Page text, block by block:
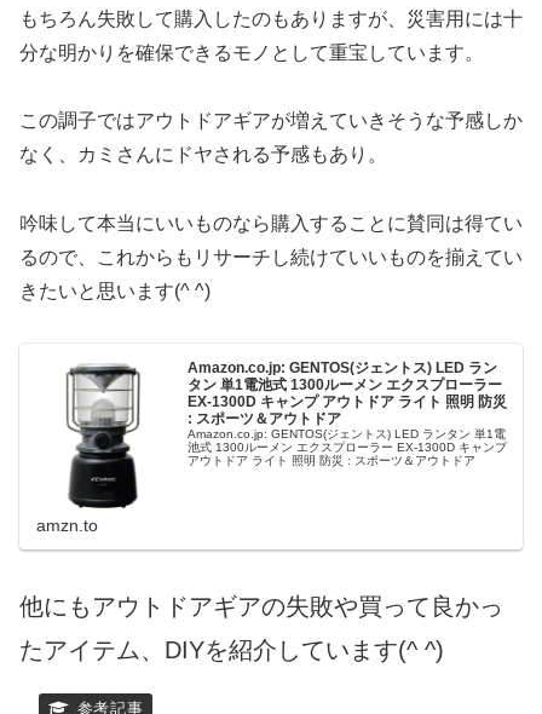
もちろん失敗して購入したのもありますが、災害用には十
分な明かりを確保できるモノとして重宝しています。
この調子ではアウトドアギアが増えていきそうな予感しか
なく、カミさんにドヤされる予感もあり。
吟味して本当にいいものなら購入することに賛同は得てい
るので、これからもリサーチし続けていいものを揃えてい
きたいと思います(^ ^)
Amazon.co.jp: GENTOS(ジェントス) LED ラン
タン 単1電池式 1300ルーメン エクスプローラー
EX-1300D キャンプ アウトドア ライト 照明 防災
: スポーツ＆アウトドア
Amazon.co.jp: GENTOS(ジェントス) LED ランタン 単1電
池式 1300ルーメン エクスプローラー EX-1300D キャンプ
アウトドア ライト 照明 防災 : スポーツ＆アウトドア
amzn.to
他にもアウトドアギアの失敗や買って良かっ
たアイテム、DIYを紹介しています(^ ^)